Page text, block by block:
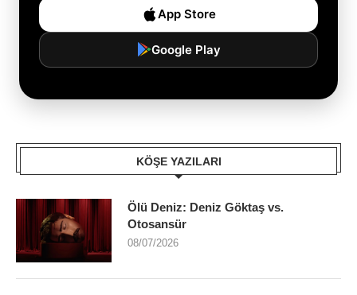
App Store
Google Play
KÖŞE YAZILARI
Ölü Deniz: Deniz Göktaş vs.
Otosansür
08/07/2026